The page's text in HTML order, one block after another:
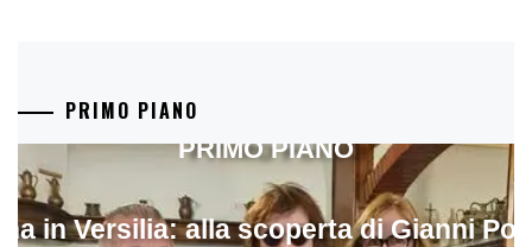
PRIMO PIANO
in Versilia: alla scoperta di Gianni
PRIMO PIANO